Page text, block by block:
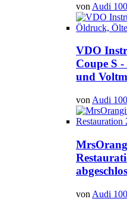
von Audi
VDO
Coupe S
und
von Audi
von Audi